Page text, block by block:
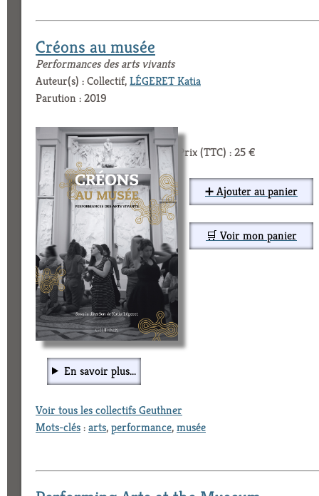
Créons au musée
Performances des arts vivants
Auteur(s) : Collectif,LÉGERET Katia
Parution : 2019
Prix (TTC) : 25 €
➕ Ajouter au panier
🛒 Voir mon panier
En savoir plus...
Voir tous les collectifs Geuthner
Mots-clés:arts,performance,musée